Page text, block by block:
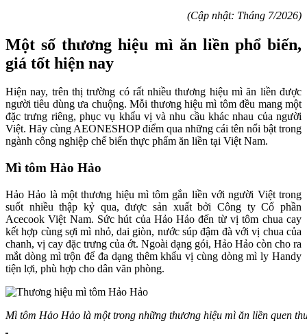
(Cập nhật: Tháng 7/2026)
Một số thương hiệu mì ăn liền phổ biến,
giá tốt hiện nay
Hiện nay, trên thị trường có rất nhiều thương hiệu mì ăn liền được
người tiêu dùng ưa chuộng. Mỗi thương hiệu mì tôm đều mang một
đặc trưng riêng, phục vụ khẩu vị và nhu cầu khác nhau của người
Việt. Hãy cùng AEONESHOP điểm qua những cái tên nổi bật trong
ngành công nghiệp chế biến thực phẩm ăn liền tại Việt Nam.
Mì tôm Hảo Hảo
Hảo Hảo là một thương hiệu mì tôm gắn liền với người Việt trong
suốt nhiều thập kỷ qua, được sản xuất bởi Công ty Cổ phần
Acecook Việt Nam. Sức hút của Hảo Hảo đến từ vị tôm chua cay
kết hợp cùng sợi mì nhỏ, dai giòn, nước súp đậm đà với vị chua của
chanh, vị cay đặc trưng của ớt. Ngoài dạng gói, Hảo Hảo còn cho ra
mắt dòng mì trộn để đa dạng thêm khẩu vị cùng dòng mì ly Handy
tiện lợi, phù hợp cho dân văn phòng.
Mì tôm Hảo Hảo là một trong những thương hiệu mì ăn liền quen